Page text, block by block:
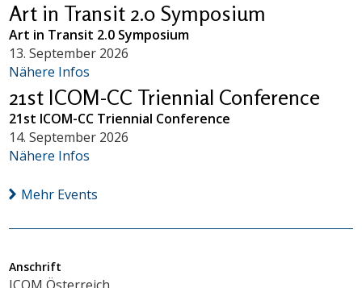
Art in Transit 2.0 Symposium
Art in Transit 2.0 Symposium
13. September 2026
Nähere Infos
21st ICOM-CC Triennial Conference
21st ICOM-CC Triennial Conference
14. September 2026
Nähere Infos
Mehr Events
Anschrift